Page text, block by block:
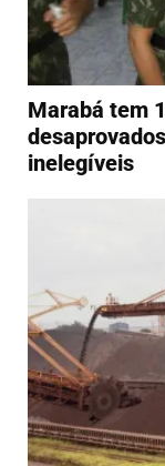
Marabá tem
inelegíveis